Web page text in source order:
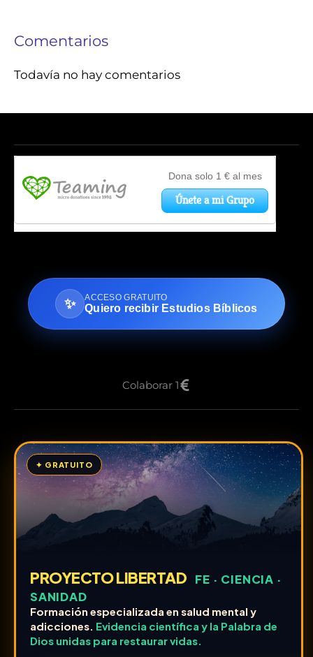
Comentarios
Todavía no hay comentarios
✨ ACCESO GRATUITO
Quiero recibir Estudios Bíblicos
Colaborar 1
✦ GRATUITO
PROYECTO LIBERTAD
FE · CIENCIA ·
SANIDAD
Formación especializada en salud mental y
adicciones. Evidencia científica y la Palabra de
Dios unidas para restaurar vidas.